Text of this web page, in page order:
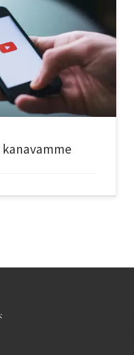
Subscribe to our YouTube
kanavamme